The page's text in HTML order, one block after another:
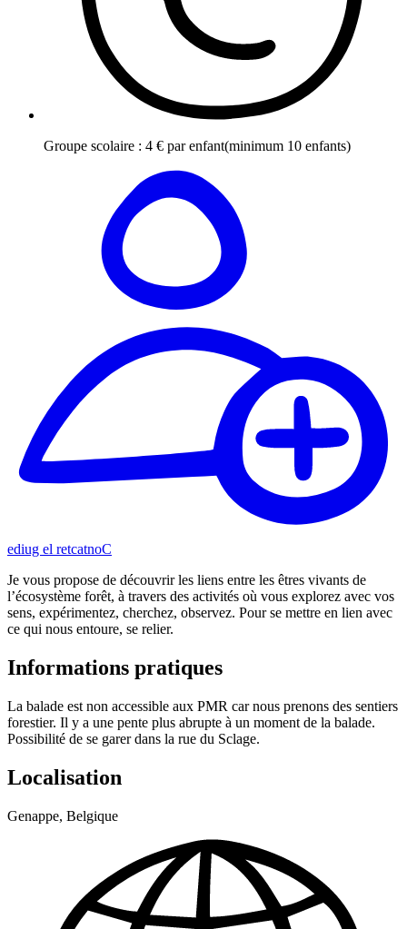
Groupe scolaire : 4 € par enfant(minimum 10 enfants)
Contacter le guide
Je vous propose de découvrir les liens entre les êtres vivants de
l’écosystème forêt, à travers des activités où vous explorez avec vos
sens, expérimentez, cherchez, observez. Pour se mettre en lien avec
ce qui nous entoure, se relier.
Informations pratiques
La balade est non accessible aux PMR car nous prenons des sentiers
forestier. Il y a une pente plus abrupte à un moment de la balade.
Possibilité de se garer dans la rue du Sclage.
Localisation
Genappe, Belgique